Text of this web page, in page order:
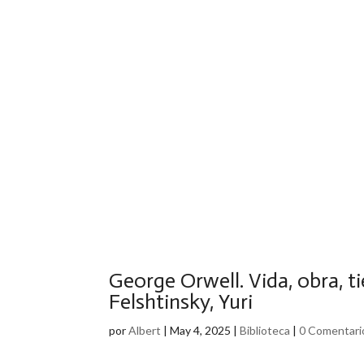
George Orwell. Vida, obra,
Felshtinsky, Yuri
porAlbert |May 4, 2025 |Biblioteca |0